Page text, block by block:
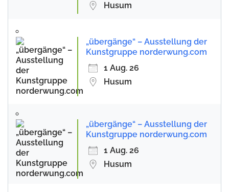
Husum
„übergänge“ – Ausstellung der
Kunstgruppe norderwung.com
1 Aug. 26
Husum
„übergänge“ – Ausstellung der
Kunstgruppe norderwung.com
1 Aug. 26
Husum